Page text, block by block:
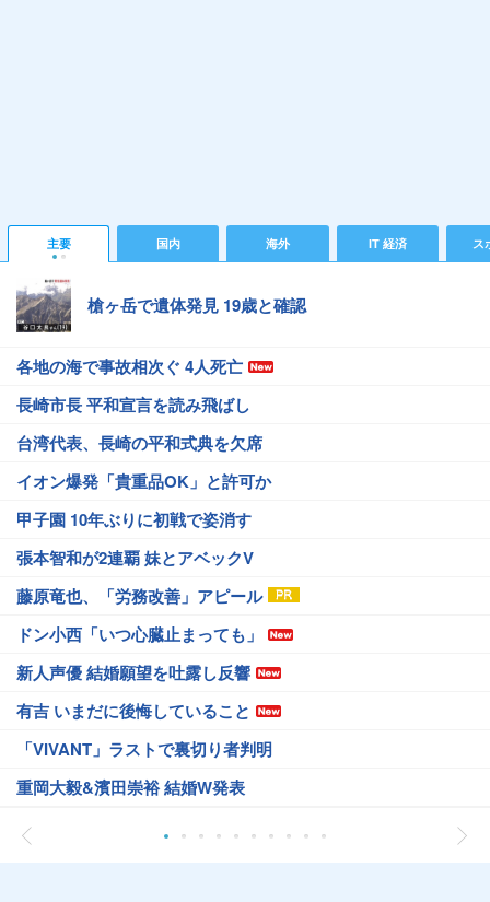
主要 国内 海外 IT 経済 ス
槍ヶ岳で遺体発見 19歳と確認
各地の海で事故相次ぐ 4人死亡
長崎市長 平和宣言を読み飛ばし
台湾代表、長崎の平和式典を欠席
イオン爆発「貴重品OK」と許可か
甲子園 10年ぶりに初戦で姿消す
張本智和が2連覇 妹とアベックV
藤原竜也、「労務改善」アピール
ドン小西「いつ心臓止まっても」
新人声優 結婚願望を吐露し反響
有吉 いまだに後悔していること
「VIVANT」ラストで裏切り者判明
重岡大毅&濱田崇裕 結婚W発表